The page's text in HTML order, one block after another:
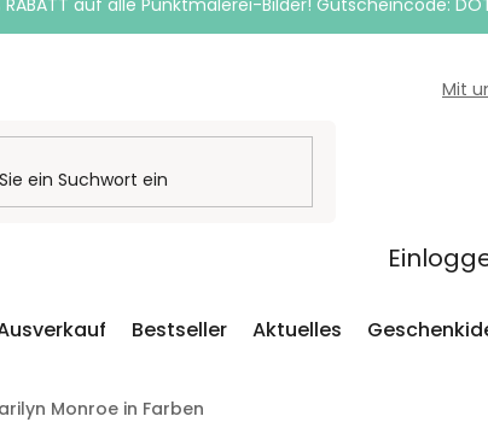
RABATT auf alle Punktmalerei-Bilder! Gutscheincode:
Mit
Bestseller Aktuelles
Monroe in Farben